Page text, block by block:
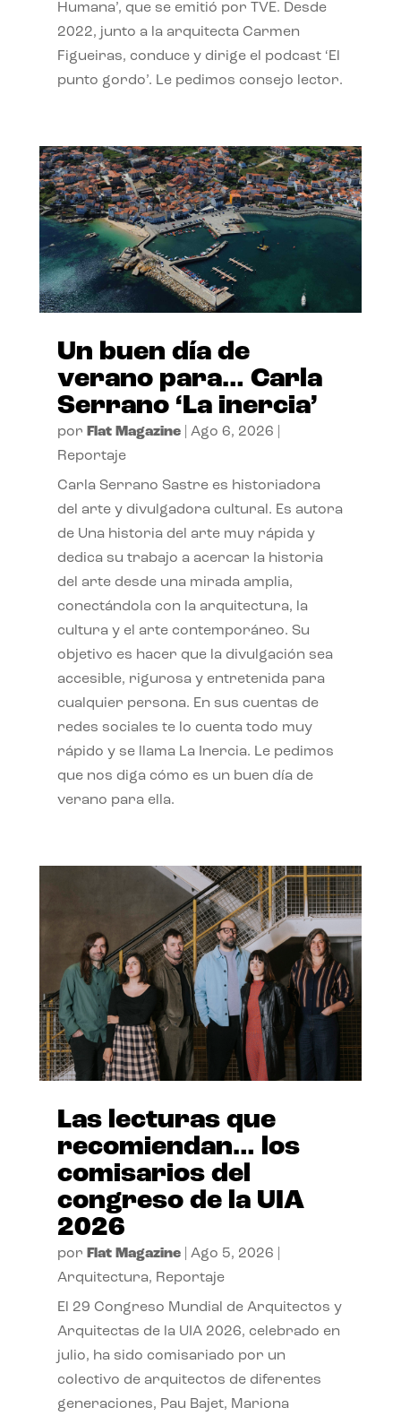
Humana’, que se emitió por TVE. Desde
2022, junto a la arquitecta Carmen
Figueiras, conduce y dirige el podcast ‘El
punto gordo’. Le pedimos consejo lector.
Un buen día de
verano para… Carla
Serrano ‘La inercia’
por Flat Magazine| Ago 6, 2026
Reportaje
Carla Serrano Sastre es historiadora
del arte y divulgadora cultural. Es autora
de Una historia del arte muy rápida y
dedica su trabajo a acercar la historia
del arte desde una mirada amplia,
conectándola con la arquitectura, la
cultura y el arte contemporáneo. Su
objetivo es hacer que la divulgación sea
accesible, rigurosa y entretenida para
cualquier persona. En sus cuentas de
redes sociales te lo cuenta todo muy
rápido y se llama La Inercia. Le pedimos
que nos diga cómo es un buen día de
verano para ella.
Las lecturas que
recomiendan… los
comisarios del
congreso de la UIA
2026
por Flat Magazine| Ago 5, 2026
Arquitectura, Reportaje
El 29 Congreso Mundial de Arquitectos y
Arquitectas de la UIA 2026, celebrado en
julio, ha sido comisariado por un
colectivo de arquitectos de diferentes
generaciones, Pau Bajet, Mariona